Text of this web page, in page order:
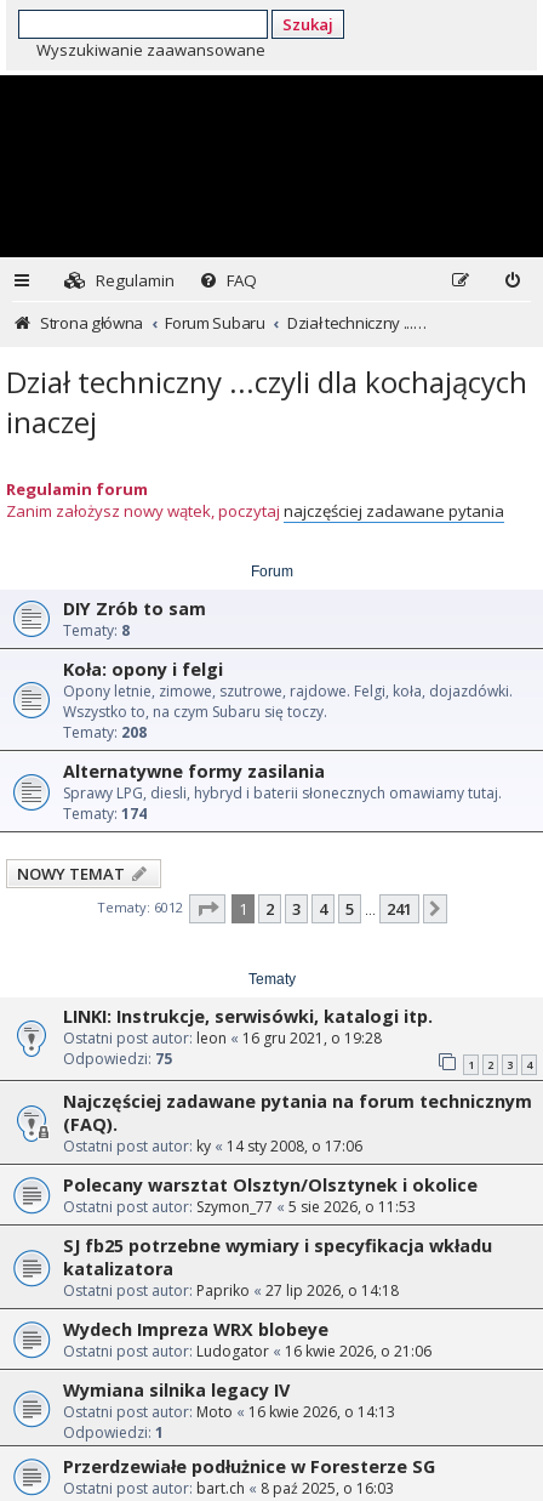
Szukaj
Wyszukiwanie zaawansowane
Regulamin
FAQ
Strona główna
Forum Subaru Dział techniczny ...czyli dla kochających inaczej
Dział techniczny ...czyli dla kochających
inaczej
Regulamin forum
Zanim założysz nowy wątek, poczytaj najczęściej zadawane pytania
Forum
DIY Zrób to sam
Tematy: 8
Koła: opony i felgi
Opony letnie, zimowe, szutrowe, rajdowe. Felgi, koła, dojazdówki.
Wszystko to, na czym Subaru się toczy.
Tematy: 208
Alternatywne formy zasilania
Sprawy LPG, diesli, hybryd i baterii słonecznych omawiamy tutaj.
Tematy: 174
NOWY TEMAT
Tematy: 6012 Strona z241
1 2 3 4 5 241
Tematy
LINKI: Instrukcje, serwisówki, katalogi itp.
Ostatni post autor: leon « 16 gru 2021, o 19:28
Odpowiedzi: 75 1 2 3 4
Najczęściej zadawane pytania na forum technicznym
(FAQ).
Ostatni post autor: ky « 14 sty 2008, o 17:06
Polecany warsztat Olsztyn/Olsztynek i okolice
Ostatni post autor: Szymon_77 « 5 sie 2026, o 11:53
SJ fb25 potrzebne wymiary i specyfikacja wkładu
katalizatora
Ostatni post autor: Papriko « 27 lip 2026, o 14:18
Wydech Impreza WRX blobeye
Ostatni post autor: Ludogator « 16 kwie 2026, o 21:06
Wymiana silnika legacy IV
Ostatni post autor: Moto « 16 kwie 2026, o 14:13
Odpowiedzi: 1
Przerdzewiałe podłużnice w Foresterze SG
Ostatni post autor: bart.ch « 8 paź 2025, o 16:03